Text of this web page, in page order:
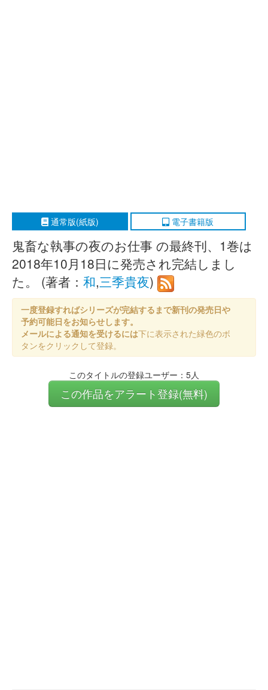
通常版(紙版) 電子書籍版
鬼畜な執事の夜のお仕事 の最終刊、1巻は
2018年10月18日に発売され完結しまし
た。 (著者： 和,三季貴夜)
一度登録すればシリーズが完結するまで新刊の発売日や
予約可能日をお知らせします。
メールによる通知を受けるには下に表示された緑色のボ
タンをクリックして登録。
このタイトルの登録ユーザー：5人
この作品をアラート登録(無料)